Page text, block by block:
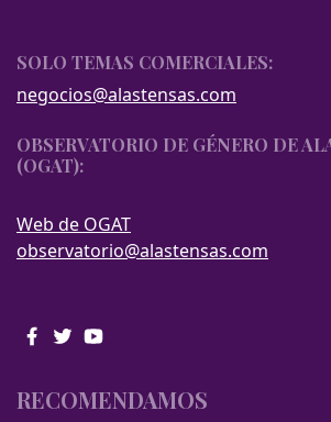
SOLO TEMAS COMERCIALES:
negocios@alastensas.com
OBSERVATORIO DE GÉNERO DE
(OGAT):
Web de OGAT
observatorio@alastensas.com
RECOMENDAMOS